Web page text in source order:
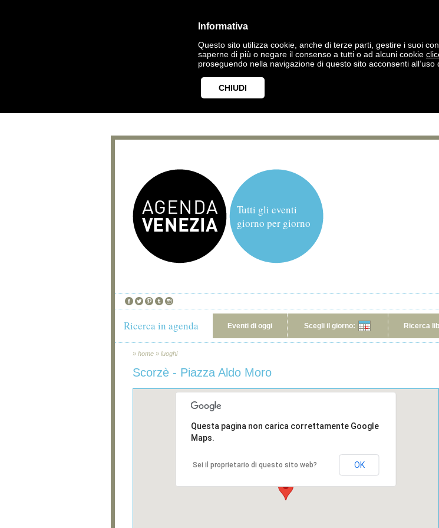
Informativa
Questo sito utilizza cookie, anche di terze parti, gestire i suoi
saperne di più o negare il consenso a tutti o ad alcuni cookie
proseguendo nella navigazione di questo sito acconsenti all’uso
CHIUDI
Tutti gli eventi
giorno per giorno
Ricerca in agenda Eventi di oggi Scegli il giorno: Ricerca
» home » luoghi
Scorzè - Piazza Aldo Moro
Questa pagina non carica correttamente Google
Maps.
Sei il proprietario di questo sito web? OK